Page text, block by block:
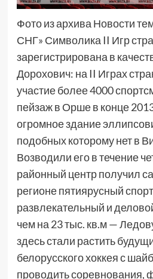
Фото из архива Новости
СНГ» Символика II Игр
зарегистрирована в
Дорохович: на II Играх
участие более 4000
пейзаж в Орше в конце
огромное здание
подобных которому нет в
Возводили его в течение
районный центр получил
регионе пятиярусный
развлекательный и
чем на 23 тыс. кв.м —
здесь стали растить
белорусского хоккея с
проводить соревнования,